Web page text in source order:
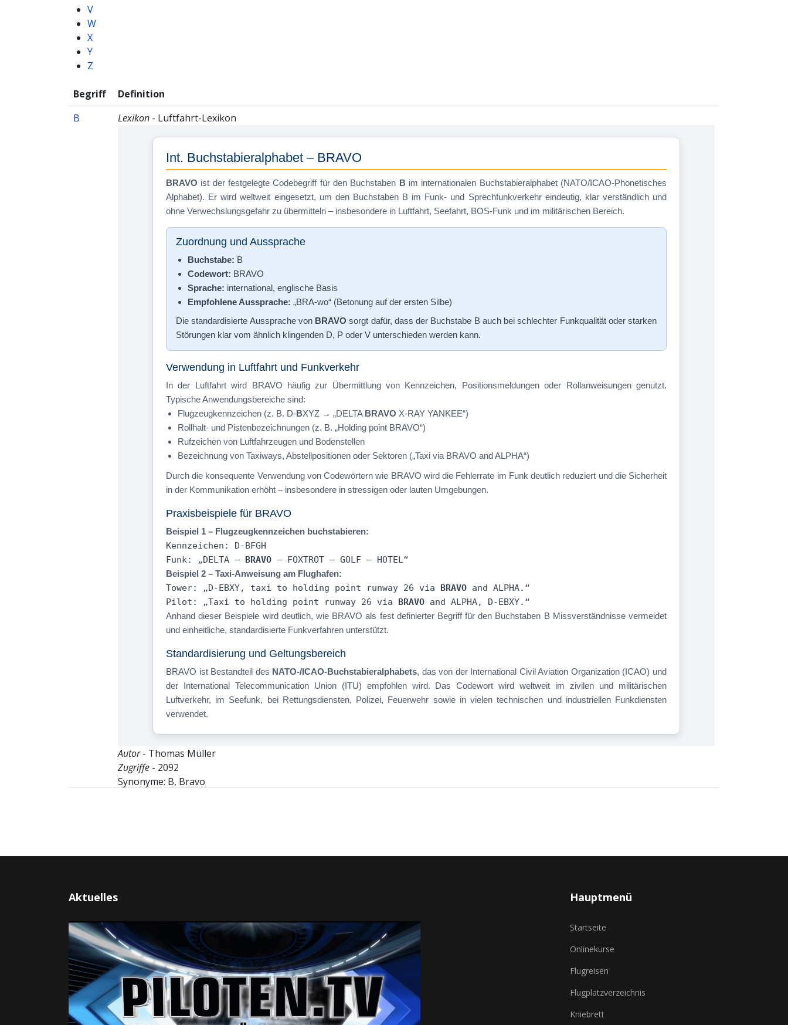
V
W
X
Y
Z
Begriff
Definition
B
Lexikon - Luftfahrt-Lexikon
Int. Buchstabieralphabet – BRAVO
BRAVO ist der festgelegte Codebegriff für den Buchstaben B im internationalen Buchstabieralphabet (NATO/ICAO-Phonetisches
Alphabet). Er wird weltweit eingesetzt, um den Buchstaben B im Funk- und Sprechfunkverkehr eindeutig, klar verständlich und
ohne Verwechslungsgefahr zu übermitteln – insbesondere in Luftfahrt, Seefahrt, BOS-Funk und im militärischen Bereich.
Zuordnung und Aussprache
Buchstabe: B
Codewort: BRAVO
Sprache: international, englische Basis
Empfohlene Aussprache: „BRA-wo“ (Betonung auf der ersten Silbe)
Die standardisierte Aussprache von BRAVO sorgt dafür, dass der Buchstabe B auch bei schlechter Funkqualität oder starken
Störungen klar vom ähnlich klingenden D, P oder V unterschieden werden kann.
Verwendung in Luftfahrt und Funkverkehr
In der Luftfahrt wird BRAVO häufig zur Übermittlung von Kennzeichen, Positionsmeldungen oder Rollanweisungen genutzt.
Typische Anwendungsbereiche sind:
Flugzeugkennzeichen (z. B. D-BXYZ → „DELTA BRAVO X-RAY YANKEE“)
Rollhalt- und Pistenbezeichnungen (z. B. „Holding point BRAVO“)
Rufzeichen von Luftfahrzeugen und Bodenstellen
Bezeichnung von Taxiways, Abstellpositionen oder Sektoren („Taxi via BRAVO and ALPHA“)
Durch die konsequente Verwendung von Codewörtern wie BRAVO wird die Fehlerrate im Funk deutlich reduziert und die Sicherheit
in der Kommunikation erhöht – insbesondere in stressigen oder lauten Umgebungen.
Praxisbeispiele für BRAVO
Beispiel 1 – Flugzeugkennzeichen buchstabieren:
Kennzeichen: D-BFGH
Funk: „DELTA – BRAVO – FOXTROT – GOLF – HOTEL“
Beispiel 2 – Taxi-Anweisung am Flughafen:
Tower: „D-EBXY, taxi to holding point runway 26 via BRAVO and ALPHA.“
Pilot: „Taxi to holding point runway 26 via BRAVO and ALPHA, D-EBXY.“
Anhand dieser Beispiele wird deutlich, wie BRAVO als fest definierter Begriff für den Buchstaben B Missverständnisse vermeidet
und einheitliche, standardisierte Funkverfahren unterstützt.
Standardisierung und Geltungsbereich
BRAVO ist Bestandteil des NATO-/ICAO-Buchstabieralphabets, das von der International Civil Aviation Organization (ICAO) und
der International Telecommunication Union (ITU) empfohlen wird. Das Codewort wird weltweit im zivilen und militärischen
Luftverkehr, im Seefunk, bei Rettungsdiensten, Polizei, Feuerwehr sowie in vielen technischen und industriellen Funkdiensten
verwendet.
Autor- Thomas Müller
Zugriffe - 2092
Synonyme: B, Bravo
Aktuelles Hauptmenü
Startseite
Onlinekurse
Flugreisen
Flugplatzverzeichnis
Kniebrett